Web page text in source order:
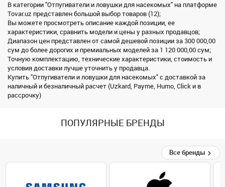
В категории "Отпугиватели и ловушки для насекомых" на платформе
Tovar.uz представлен большой выбор товаров (12);
Вы можете просмотреть описание каждой позиции, ее
характеристики, сравнить модели и цены у разных продавцов;
Диапазон цен представлен от самой дешевой позиции за 300 000,00
сум до более дорогих и премиальных моделей за 1 120 000,00 сум;
Точную комплектацию, технические характеристики, стоимость и
условия доставки лучше уточнить у продавца.
Купить "Отпугиватели и ловушки для насекомых" с доставкой за
наличный и безналичный расчет (Uzkard, Payme, Humo, Click и в
рассрочку)
ПОПУЛЯРНЫЕ БРЕНДЫ
Все бренды